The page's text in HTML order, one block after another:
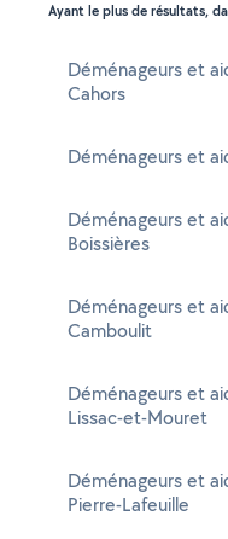
Ayant le plus de résultats,
Déménageurs et
Cahors
Déménageurs et
Déménageurs et
Boissières
Déménageurs et
Camboulit
Déménageurs et
Lissac-et-Mouret
Déménageurs et
Pierre-Lafeuille